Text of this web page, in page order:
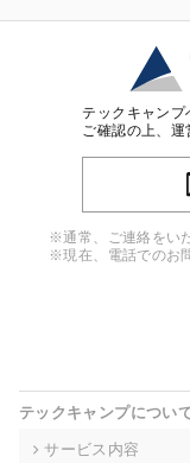
・個人(法人の場合
計情報の作成および
※上記の利用目的
4. 個人情報の第三
ンをとるために、
チャットツールで
者等に提供するこ
当社は事業運営上
高い委託先を選定
テックキャンプ
ご確認の上、運
※通常、ご連絡をい
※現在、電話でのお
テックキャンプについ
サービス内容